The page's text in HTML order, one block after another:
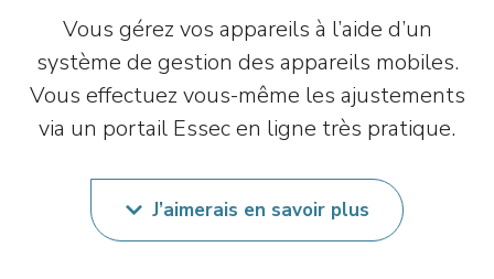
Vous gérez vos appareils à l’aide d’un
système de gestion des appareils mobiles.
Vous effectuez vous-même les ajustements
via un portail Essec en ligne très pratique.
J’aimerais en savoir plus